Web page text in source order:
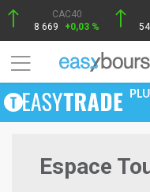
CAC40
8 669
+0,03 %
Espace